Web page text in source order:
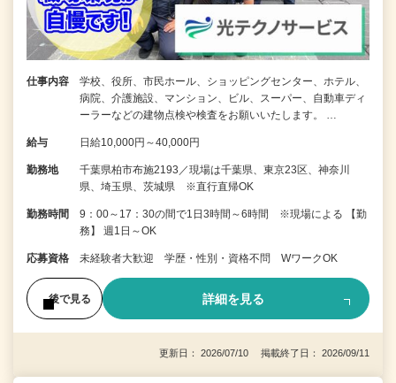
仕事内容
学校、役所、市民ホール、ショッピングセンター、ホテル、
病院、介護施設、マンション、ビル、スーパー、自動車ディ
ーラーなどの建物点検や検査をお願いいたします。 …
給与 日給10,000円～40,000円
勤務地
千葉県柏市布施2193／現場は千葉県、東京23区、神奈川
県、埼玉県、茨城県 ※直行直帰OK
勤務時間
9：00～17：30の間で1日3時間～6時間 ※現場による 【勤
務】 週1日～OK
応募資格 未経験者大歓迎 学歴・性別・資格不問 WワークOK
後で見る 詳細を見る
更新日： 2026/07/10 掲載終了日： 2026/09/11